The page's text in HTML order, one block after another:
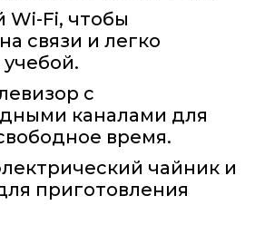
Wi-Fi, чтобы
связи и легко
с
каналами для
время.
чайник и
приготовления